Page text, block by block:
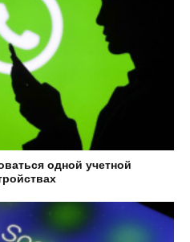
одной учетной